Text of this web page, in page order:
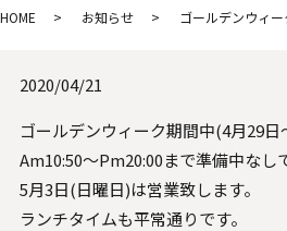
HOME お知らせ ゴールデンウィ
2020/04/21
ゴールデンウィーク期間中(4月29日
Am10:50〜Pm20:00まで準備中なし
5月3日(日曜日)は営業致します。
ランチタイムも平常通りです。